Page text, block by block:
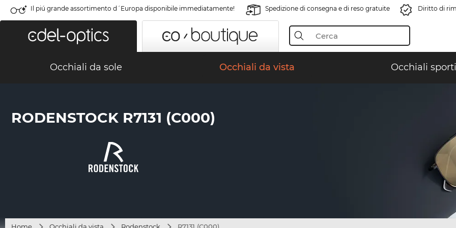
Il piú grande assortimento d´Europa disponibile immediatamente! Spedizione di consegna e di reso gratuite Diritto di
Occhiali da sole Occhiali da vista Occhiali
RODENSTOCK R7131 (C000)